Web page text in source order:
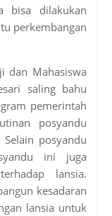
bisa dilakukan
perkembangan
dan Mahasiswa
saling bahu
pemerintah
posyandu
posyandu
ini juga
lansia.
kesadaran
lansia untuk